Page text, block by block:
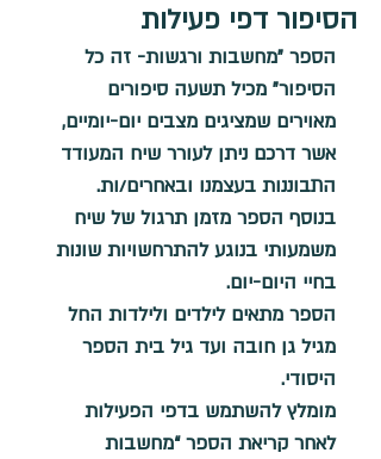
הסיפור דפי פעילות
הספר "מחשבות ורגשות- זה כל
הסיפור" מכיל תשעה סיפורים
מאוירים שמציגים מצבים יום-יומיים,
אשר דרכם ניתן לעורר שיח המעודד
התבוננות בעצמנו ובאחרים/ות.
בנוסף הספר מזמן תרגול של שיח
משמעותי בנוגע להתרחשויות שונות
בחיי היום-יום.
הספר מתאים לילדים ולילדות החל
מגיל גן חובה ועד גיל בית הספר
היסודי.
מומלץ להשתמש בדפי הפעילות
לאחר קריאת הספר “מחשבות